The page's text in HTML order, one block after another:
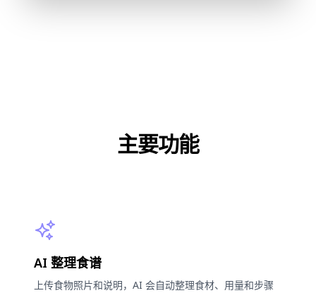
主要功能
AI 整理食谱
上传食物照片和说明，AI 会自动整理食材、用量和步骤